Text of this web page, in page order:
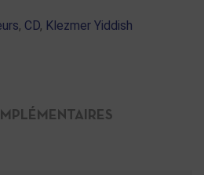
, CD, Klezmer Yiddish